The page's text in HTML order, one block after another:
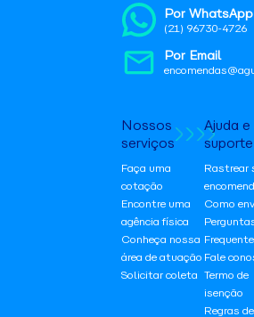
Por WhatsApp
(21) 96730-4726
Por Email
Nossos
serviços
Faça uma
cotação
Encontre uma
agência física
Conheça nossa
área de atuação
Solicitar coleta
Ajuda e
suporte
Rastrear
Como
Fale
Termo de
isenção
Regras de